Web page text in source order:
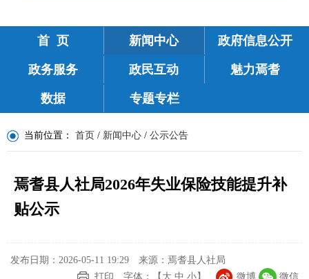
首 页 新闻中心 政府信息公开
政务服务 政民互动 魅力焉耆
数据 专题专栏
当前位置： 首页 / 新闻中心 / 公示公告
焉耆县人社局2026年失业保险技能提升补
贴公示
发布日期：2026-05-11 19:29
来源：焉耆县人社局
打印
字体：【 大 中 小】 微博 微信